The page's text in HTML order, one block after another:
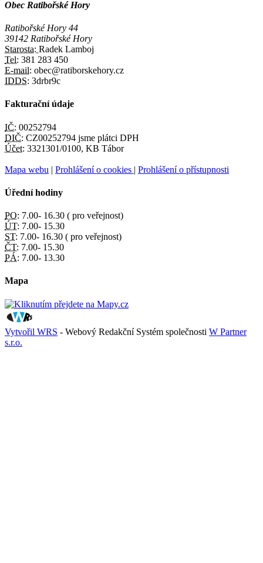
Obec Ratibořské Hory
Ratibořské Hory 44
39142 Ratibořské Hory
Starosta: Radek Lamboj
Tel: 381 283 450
E-mail: obec@ratiborskehory.cz
IDDS: 3drbr9c
Fakturační údaje
IČ: 00252794
DIČ: CZ00252794 jsme plátci DPH
Účet: 3321301/0100, KB Tábor
Mapa webu | Prohlášení o cookies | Prohlášení o přístupnosti
Úřední hodiny
PO: 7.00- 16.30 ( pro veřejnost)
ÚT: 7.00- 15.30
ST: 7.00- 16.30 ( pro veřejnost)
ČT: 7.00- 15.30
PÁ: 7.00- 13.30
Mapa
Vytvořil WRS - Webový Redakční Systém společnosti W Partner
s.r.o.